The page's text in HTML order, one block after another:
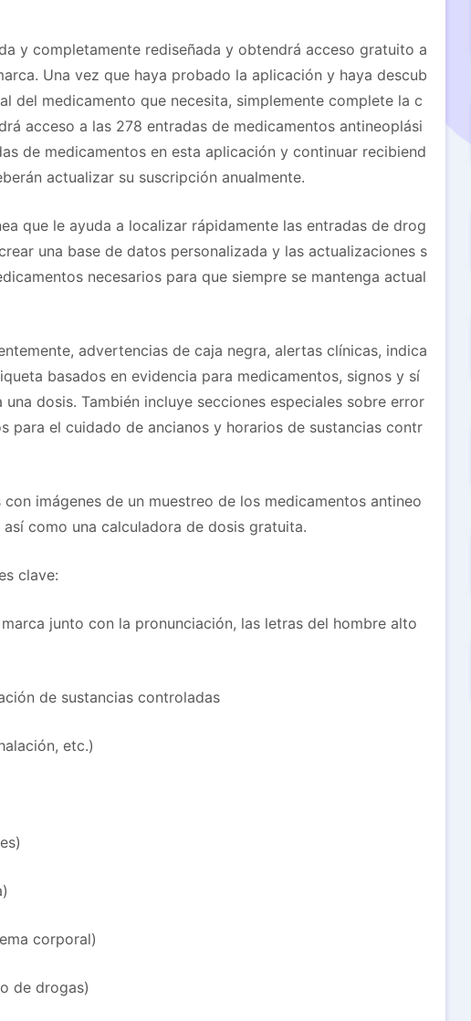
y completamente rediseñada y obtendrá acceso gratuito a
Una vez que haya probado la aplicación y haya descub
del medicamento que necesita, simplemente complete la c
acceso a las 278 entradas de medicamentos antineoplási
de medicamentos en esta aplicación y continuar recibiend
actualizar su suscripción anualmente.
que le ayuda a localizar rápidamente las entradas de drog
una base de datos personalizada y las actualizaciones s
necesarios para que siempre se mantenga actual
advertencias de caja negra, alertas clínicas, indica
basados ​​en evidencia para medicamentos, signos y sí
dosis. También incluye secciones especiales sobre error
para el cuidado de ancianos y horarios de sustancias contr
imágenes de un muestreo de los medicamentos antineo
como una calculadora de dosis gratuita.
clave:
junto con la pronunciación, las letras del hombre alto
de sustancias controladas
etc.)
corporal)
de drogas)